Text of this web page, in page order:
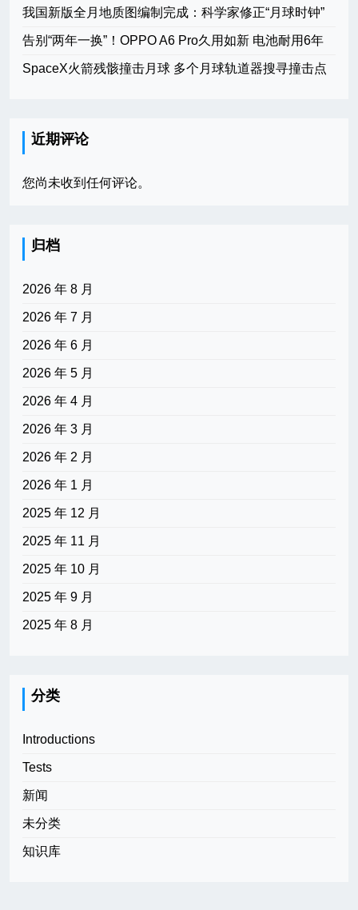
我国新版全月地质图编制完成：科学家修正“月球时钟”
告别“两年一换”！OPPO A6 Pro久用如新 电池耐用6年
SpaceX火箭残骸撞击月球 多个月球轨道器搜寻撞击点
近期评论
您尚未收到任何评论。
归档
2026 年 8 月
2026 年 7 月
2026 年 6 月
2026 年 5 月
2026 年 4 月
2026 年 3 月
2026 年 2 月
2026 年 1 月
2025 年 12 月
2025 年 11 月
2025 年 10 月
2025 年 9 月
2025 年 8 月
分类
Introductions
Tests
新闻
未分类
知识库